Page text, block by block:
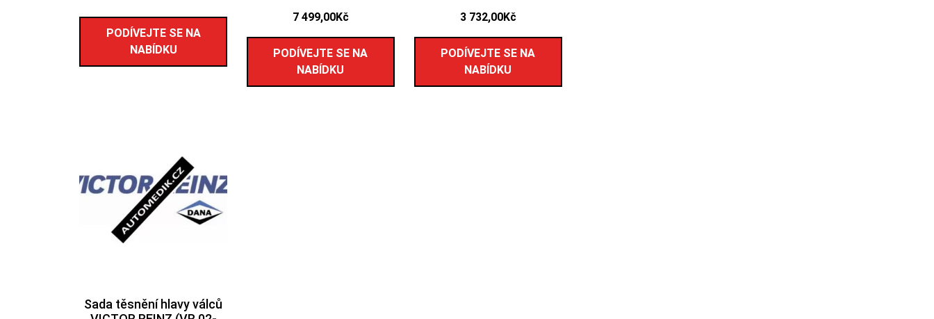
PODÍVEJTE SE NA
NABÍDKU
7 499,00Kč
PODÍVEJTE SE NA
NABÍDKU
3 732,00Kč
PODÍVEJTE SE NA
NABÍDKU
Sada těsnění hlavy válců